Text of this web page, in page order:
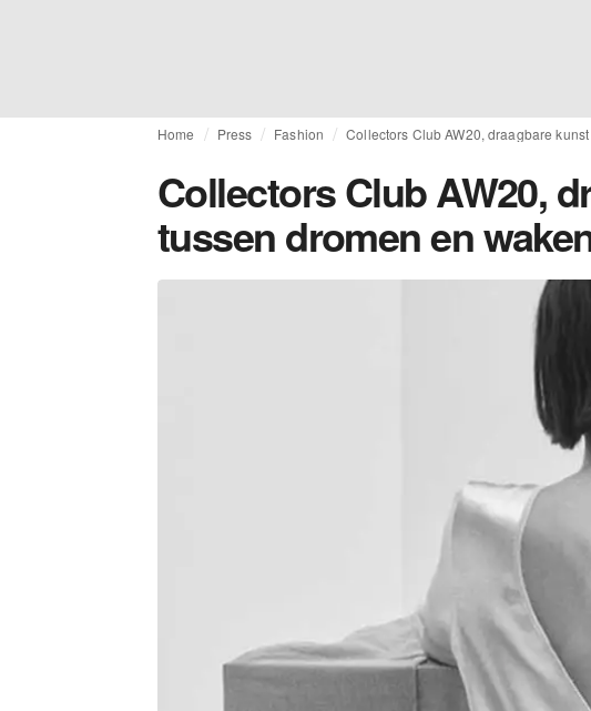
Home Press Fashion Collectors Club AW20, draagbare
Collectors Club AW20,
tussen dromen en